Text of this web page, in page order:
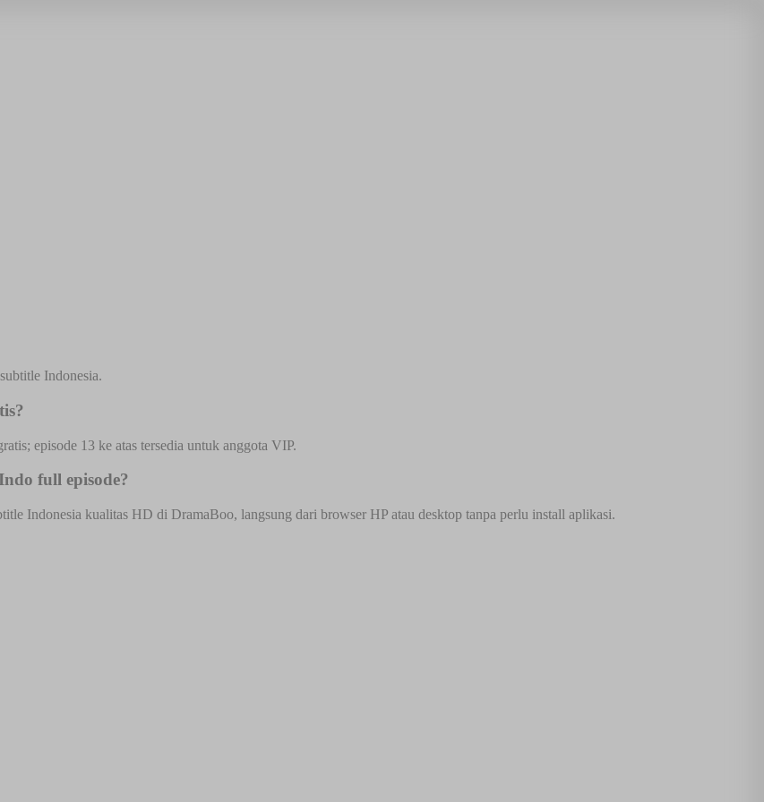
Indonesia.
episode 13 ke atas tersedia untuk anggota VIP.
full episode?
Indonesia kualitas HD di DramaBoo, langsung dari browser HP atau desktop tanpa perlu install aplikasi.